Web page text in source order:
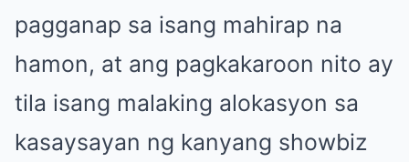
pagganap sa isang mahirap na
hamon, at ang pagkakaroon nito ay
tila isang malaking alokasyon sa
kasaysayan ng kanyang showbiz